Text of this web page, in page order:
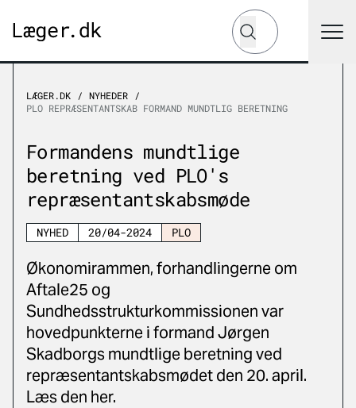
Hvad leder du efter?
Søg
LÆGER.DK
NYHEDER
PLO REPRÆSENTANTSKAB FORMAND MUNDTLIG BERETNING
Formandens mundtlige
beretning ved PLO's
repræsentantskabsmøde
NYHED 20/04-2024 PLO
Økonomirammen, forhandlingerne om
Aftale25 og
Sundhedsstrukturkommissionen var
hovedpunkterne i formand Jørgen
Skadborgs mundtlige beretning ved
repræsentantskabsmødet den 20. april.
Læs den her.